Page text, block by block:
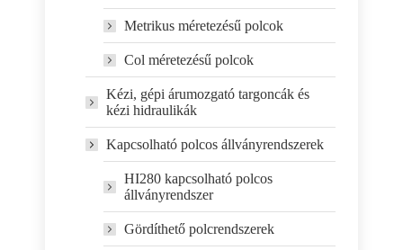
Metrikus méretezésű polcok
Col méretezésű polcok
Kézi, gépi árumozgató targoncák és
kézi hidraulikák
Kapcsolható polcos állványrendszerek
HI280 kapcsolható polcos
állványrendszer
Gördíthető polcrendszerek